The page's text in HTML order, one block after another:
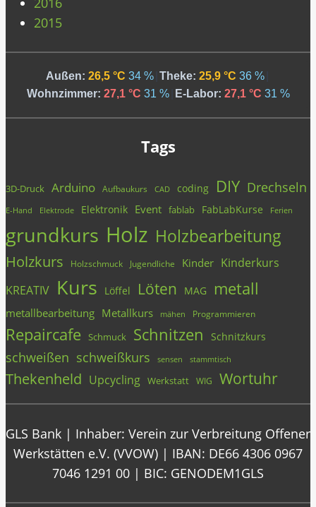
2015
Außen: 26,5 °C 34 % Theke: 25,9 °C 36 %
Wohnzimmer: 27,1 °C 31 % E-Labor: 27,1 °C 31 %
Tags
3D-Druck Arduino Aufbaukurs CAD coding DIY Drechseln
E-Hand Elektrode Elektronik Event fablab FabLabKurse Ferien
grundkurs Holz Holzbearbeitung
Holzkurs Holzschmuck Jugendliche Kinder Kinderkurs
KREATIV Kurs Löffel Löten MAG metall
metallbearbeitung Metallkurs mähen Programmieren
Repaircafe Schmuck Schnitzen Schnitzkurs
schweißen schweißkurs sensen stammtisch
Thekenheld Upcycling Werkstatt WIG Wortuhr
GLS Bank | Inhaber: Verein zur Verbreitung Offener
Werkstätten e.V. (VVOW) | IBAN: DE66 4306 0967
7046 1291 00 | BIC: GENODEM1GLS